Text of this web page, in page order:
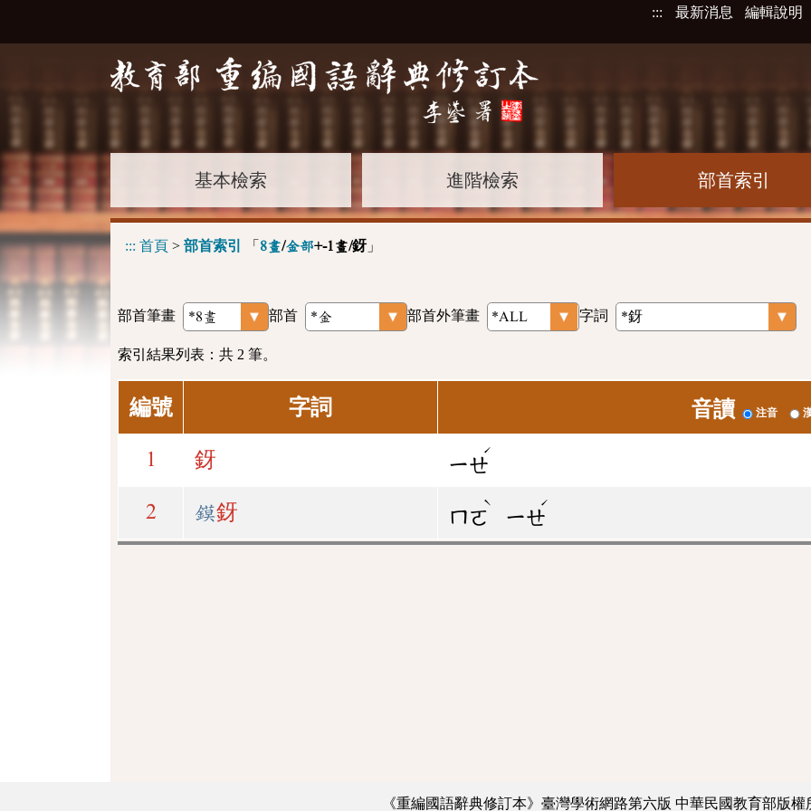
::: 最新消息 編輯說明
基本檢索 進階檢索 部首索引
::: 首頁 > 部首索引 「 8畫/金部+-1畫/釾 」
部首筆畫 部首 部首外筆畫 字詞
索引結果列表：共 2 筆。
編號 字詞 音讀 注音
1 釾 ㄧㄝ
ˊ
2 鏌釾 ㄇㄛ
ˋ
ㄧㄝ
ˊ
《重編國語辭典修訂本》臺灣學術網路第六版 中華民國教育部版權